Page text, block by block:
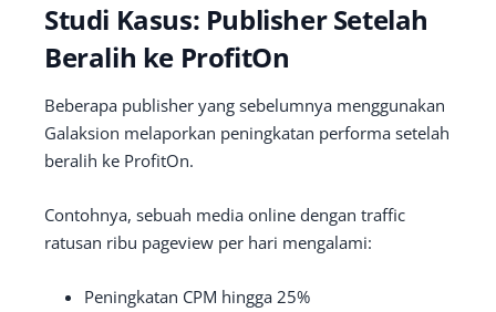
Studi Kasus: Publisher Setelah
Beralih ke ProfitOn
Beberapa publisher yang sebelumnya menggunakan
Galaksion melaporkan peningkatan performa setelah
beralih ke ProfitOn.
Contohnya, sebuah media online dengan traffic
ratusan ribu pageview per hari mengalami:
Peningkatan CPM hingga 25%